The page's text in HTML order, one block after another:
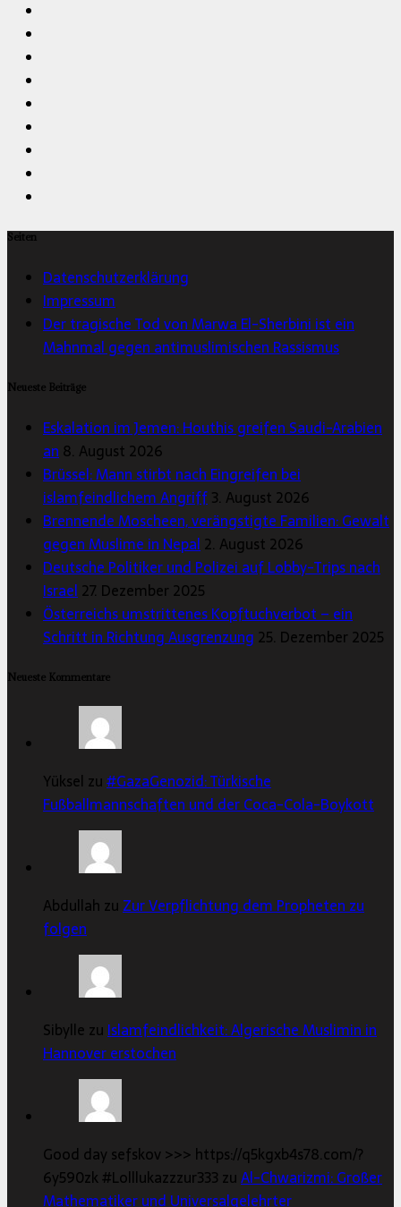
Seiten
Datenschutzerklärung
Impressum
Der tragische Tod von Marwa El-Sherbini ist ein
Mahnmal gegen antimuslimischen Rassismus
Neueste Beiträge
Eskalation im Jemen: Houthis greifen Saudi-Arabien
an8. August 2026
Brüssel: Mann stirbt nach Eingreifen bei
islamfeindlichem Angriff3. August 2026
Brennende Moscheen, verängstigte Familien: Gewalt
gegen Muslime in Nepal2. August 2026
Deutsche Politiker und Polizei auf Lobby-Trips nach
Israel27. Dezember 2025
Österreichs umstrittenes Kopftuchverbot – ein
Schritt in Richtung Ausgrenzung 25. Dezember 2025
Neueste Kommentare
Yüksel zu#GazaGenozid: Türkische
Fußballmannschaften und der Coca-Cola-Boykott
Abdullah zu Zur Verpflichtung dem Propheten zu
folgen
Sibylle zu Islamfeindlichkeit: Algerische Muslimin in
Hannover erstochen
Good day sefskov >>> https://q5kgxb4s78.com/?
6y590zk #Lolllukazzzur333 zuAl-Chwarizmi: Großer
Mathematiker und Universalgelehrter